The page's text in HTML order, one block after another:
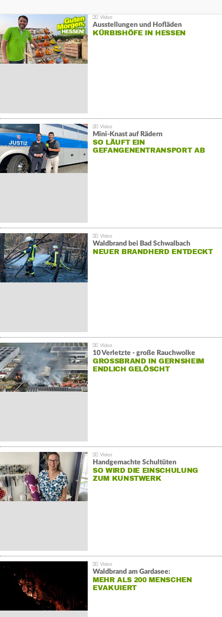
Ausstellungen und Hofläden
KÜRBISHÖFE IN HESSEN
Mini-Knast auf Rädern
SO LÄUFT EIN
GEFANGENENTRANSPORT AB
Waldbrand bei Bad Schwalbach
NEUER BRANDHERD ENTDECKT
10 Verletzte - große Rauchwolke
GROSSBRAND IN GERNSHEIM E
NDLICH GELÖSCHT
Handgemachte Schultüten
SO WIRD DIE EINSCHULUNG
ZUM KUNSTWERK
Waldbrand am Gardasee:
MEHR ALS 200 MENSCHEN
EVAKUIERT